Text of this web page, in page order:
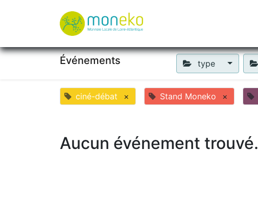
Événements type
ciné-débat × Stand Moneko ×
Aucun événement trouvé.